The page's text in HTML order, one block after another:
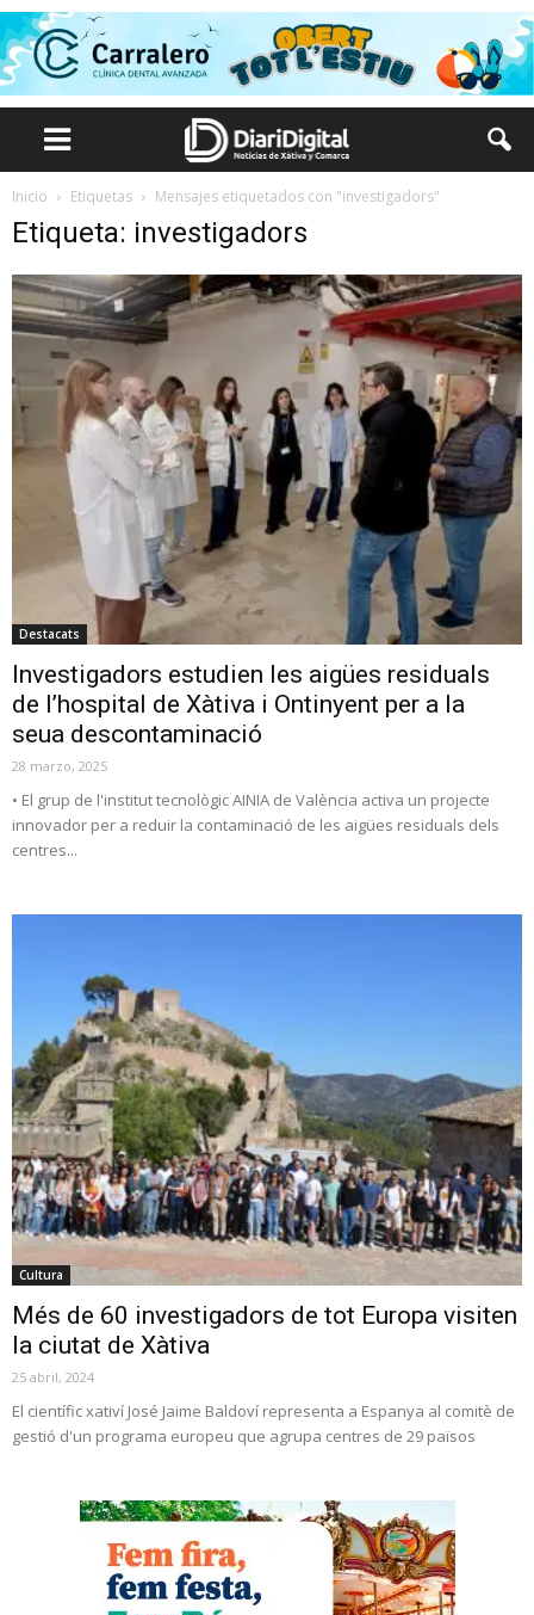
Inicio Etiquetas Mensajes etiquetados con "investigadors"
Etiqueta: investigadors
Destacats
Investigadors estudien les aigües residuals
de l’hospital de Xàtiva i Ontinyent per a la
seua descontaminació
28 marzo, 2025
• El grup de l'institut tecnològic AINIA de València activa un projecte
innovador per a reduir la contaminació de les aigües residuals dels
centres...
Cultura
Més de 60 investigadors de tot Europa visiten
la ciutat de Xàtiva
25 abril, 2024
El científic xativí José Jaime Baldoví representa a Espanya al comitè de
gestió d'un programa europeu que agrupa centres de 29 països